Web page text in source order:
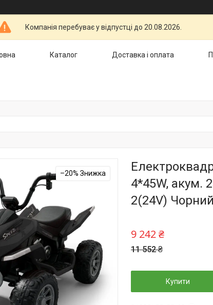
Компанія перебуває у відпустці до 20.08.2026.
Каталог Доставка і оплата
–20%
4*45W, акум.
2(24V) Чорний
11 552 ₴
9 242 ₴
Купити